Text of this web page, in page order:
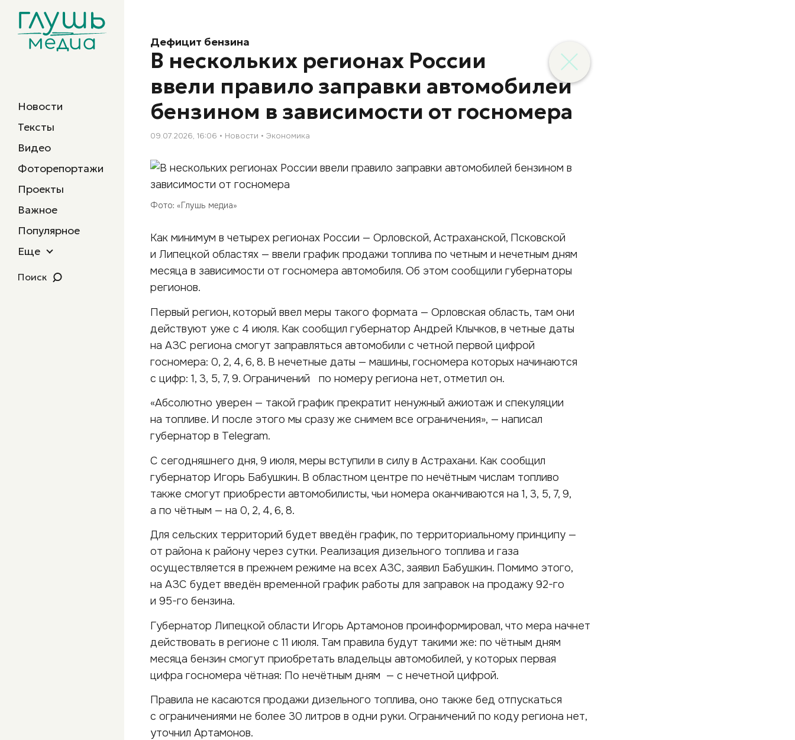
Новости
Тексты
Видео
Фоторепортажи
Проекты
Важное
Популярное
Еще
Поиск
Дефицит бензина
В нескольких регионах России
ввели правило заправки автомобилей
бензином в зависимости от госномера
09.07.2026, 16:06 Новости Экономика
Фото: «Глушь медиа»
Как минимум в четырех регионах России — Орловской, Астраханской, Псковской
и Липецкой областях — ввели график продажи топлива по четным и нечетным дням
месяца в зависимости от госномера автомобиля. Об этом сообщили губернаторы
регионов.
Первый регион, который ввел меры такого формата — Орловская область, там они
действуют уже с 4 июля. Как сообщил губернатор Андрей Клычков, в четные даты
на АЗС региона смогут заправляться автомобили с четной первой цифрой
госномера: 0, 2, 4, 6, 8. В нечетные даты — машины, госномера которых начинаются
с цифр: 1, 3, 5, 7, 9. Ограничений по номеру региона нет, отметил он.
«Абсолютно уверен — такой график прекратит ненужный ажиотаж и спекуляции
на топливе. И после этого мы сразу же снимем все ограничения», — написал
губернатор в Telegram.
С сегодняшнего дня, 9 июля, меры вступили в силу в Астрахани. Как сообщил
губернатор Игорь Бабушкин. В областном центре по нечётным числам топливо
также смогут приобрести автомобилисты, чьи номера оканчиваются на 1, 3, 5, 7, 9,
а по чётным — на 0, 2, 4, 6, 8.
Для сельских территорий будет введён график, по территориальному принципу —
от района к району через сутки. Реализация дизельного топлива и газа
осуществляется в прежнем режиме на всех АЗС, заявил Бабушкин. Помимо этого,
на АЗС будет введён временной график работы для заправок на продажу 92-го
и 95-го бензина.
Губернатор Липецкой области Игорь Артамонов проинформировал, что мера начнет
действовать в регионе с 11 июля. Там правила будут такими же: по чётным дням
месяца бензин смогут приобретать владельцы автомобилей, у которых первая
цифра госномера чётная: По нечётным дням — с нечетной цифрой.
Правила не касаются продажи дизельного топлива, оно также бед отпускаться
с ограничениями не более 30 литров в одни руки. Ограничений по коду региона нет,
уточнил Артамонов.